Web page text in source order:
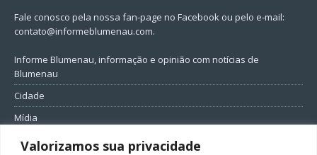
Valorizamos sua privacidade
Fale conosco pela nossa fan-page no Facebook ou pelo e-mail:
contato@informeblumenau.com.
Informe Blumenau, informação e opinião com notícias de
Blumenau
Cidade
Mídia
Entretenimento